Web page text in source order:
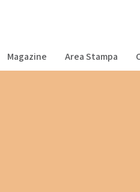
Magazine Area Stampa